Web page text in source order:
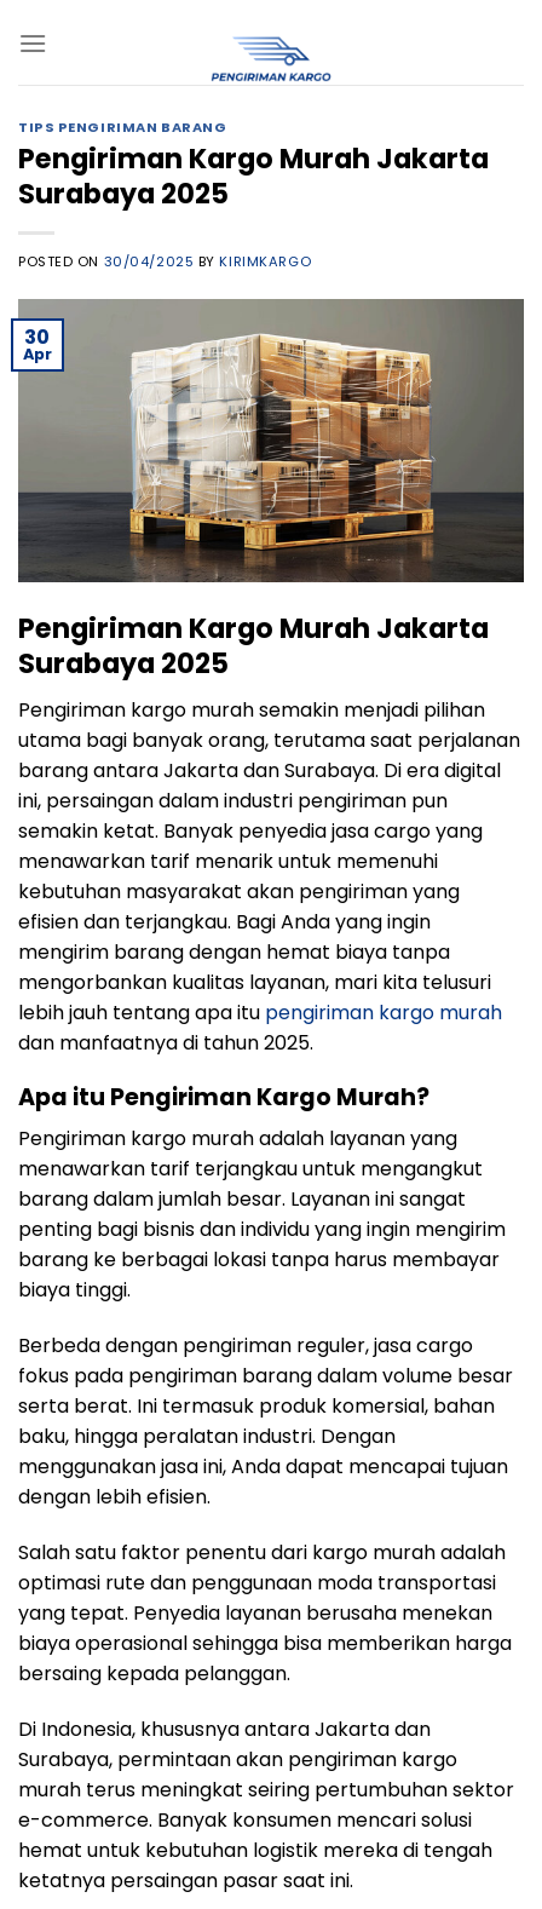
TIPS PENGIRIMAN BARANG
Pengiriman Kargo Murah Jakarta
Surabaya 2025
POSTED ON 30/04/2025 BYKIRIMKARGO
30
Apr
Pengiriman Kargo Murah Jakarta
Surabaya 2025
Pengiriman kargo murah semakin menjadi pilihan
utama bagi banyak orang, terutama saat perjalanan
barang antara Jakarta dan Surabaya. Di era digital
ini, persaingan dalam industri pengiriman pun
semakin ketat. Banyak penyedia jasa cargo yang
menawarkan tarif menarik untuk memenuhi
kebutuhan masyarakat akan pengiriman yang
efisien dan terjangkau. Bagi Anda yang ingin
mengirim barang dengan hemat biaya tanpa
mengorbankan kualitas layanan, mari kita telusuri
lebih jauh tentang apa itu pengiriman kargo murah
dan manfaatnya di tahun 2025.
Apa itu Pengiriman Kargo Murah?
Pengiriman kargo murah adalah layanan yang
menawarkan tarif terjangkau untuk mengangkut
barang dalam jumlah besar. Layanan ini sangat
penting bagi bisnis dan individu yang ingin mengirim
barang ke berbagai lokasi tanpa harus membayar
biaya tinggi.
Berbeda dengan pengiriman reguler, jasa cargo
fokus pada pengiriman barang dalam volume besar
serta berat. Ini termasuk produk komersial, bahan
baku, hingga peralatan industri. Dengan
menggunakan jasa ini, Anda dapat mencapai tujuan
dengan lebih efisien.
Salah satu faktor penentu dari kargo murah adalah
optimasi rute dan penggunaan moda transportasi
yang tepat. Penyedia layanan berusaha menekan
biaya operasional sehingga bisa memberikan harga
bersaing kepada pelanggan.
Di Indonesia, khususnya antara Jakarta dan
Surabaya, permintaan akan pengiriman kargo
murah terus meningkat seiring pertumbuhan sektor
e-commerce. Banyak konsumen mencari solusi
hemat untuk kebutuhan logistik mereka di tengah
ketatnya persaingan pasar saat ini.